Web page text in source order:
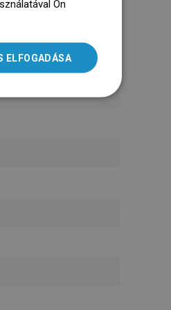
LITHUANIAN
Ön
ELFOGADÁSA